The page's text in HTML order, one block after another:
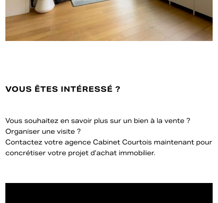
VOUS ÊTES INTÉRESSÉ ?
Vous souhaitez en savoir plus sur un bien à la vente ?
Organiser une visite ?
Contactez votre agence Cabinet Courtois maintenant pour
concrétiser votre projet d’achat immobilier.